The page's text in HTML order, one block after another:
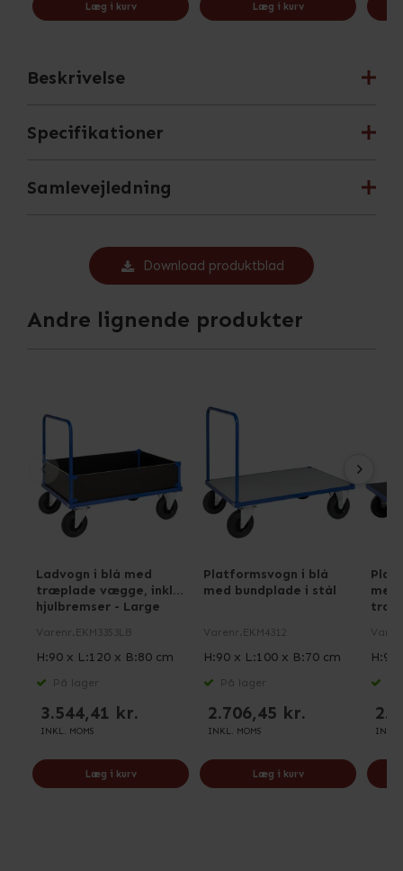
Læg i kurv Læg i kurv
Beskrivelse
Specifikationer
Samlevejledning
Download produktblad
Andre lignende produkter
Ladvogn i blå med
træplade vægge, inkl.
hjulbremser - Large
Varenr. EKM3353LB
H:90 x L:120 x B:80 cm
På lager
3.544,41 kr.
INKL. MOMS
Læg i kurv
Platformsvogn i blå
med bundplade i stål
Varenr. EKM4312
H:90 x L:100 x B:70 cm
På lager
2.706,45 kr.
INKL. MOMS
Læg i kurv
med
træ
H:90
INKL.